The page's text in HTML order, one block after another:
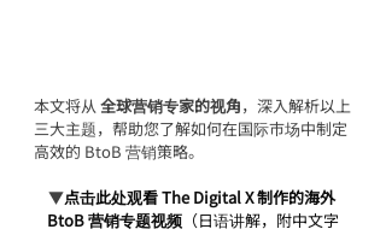
本文将从 全球营销专家的视角，深入解析以上
三大主题，帮助您了解如何在国际市场中制定
高效的 BtoB 营销策略。
▼点击此处观看 The Digital X 制作的海外
BtoB 营销专题视频 （日语讲解，附中文字